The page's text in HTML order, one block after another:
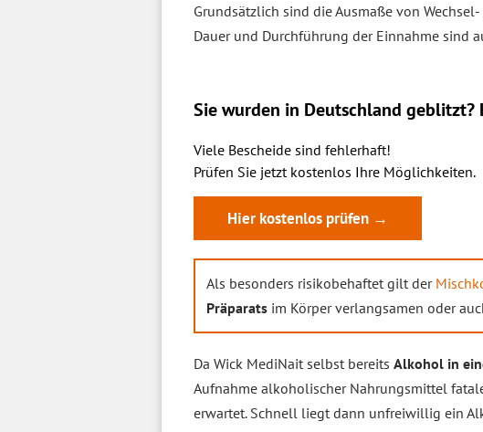
Grundsätzlich sind die Ausmaße von
Dauer und Durchführung der Einnahme sind
Sie wurden in Deutschland geblitzt?
Viele Bescheide sind fehlerhaft!
Prüfen Sie jetzt kostenlos Ihre Möglichkeiten.
Hier kostenlos prüfen →
Als besonders risikobehaftet gilt der
Präparats im Körper verlangsamen oder
Da Wick MediNait selbst bereits Alkohol in
Aufnahme alkoholischer Nahrungsmittel
erwartet. Schnell liegt dann unfreiwillig ein